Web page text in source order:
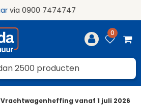
0
Vrachtwagenheffing vanaf 1 juli 2026